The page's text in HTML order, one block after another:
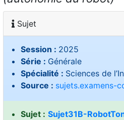
Sujet
Session : 2025
Série : Générale
Spécialité : Sciences de
Source : sujets.examens-
Sujet : Sujet31B-